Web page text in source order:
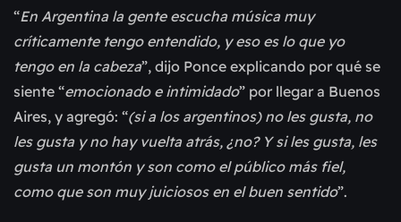
“En Argentina la gente escucha música muy
críticamente tengo entendido, y eso es lo que yo
tengo en la cabeza”, dijo Ponce explicando por qué se
siente “emocionado e intimidado” por llegar a Buenos
Aires, y agregó: “(si a los argentinos) no les gusta, no
les gusta y no hay vuelta atrás, ¿no? Y si les gusta, les
gusta un montón y son como el público más fiel,
como que son muy juiciosos en el buen sentido”.